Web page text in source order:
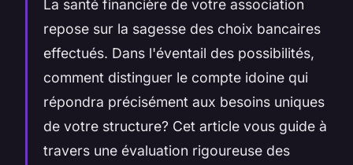
La santé financière de votre association
repose sur la sagesse des choix bancaires
effectués. Dans l'éventail des possibilités,
comment distinguer le compte idoine qui
répondra précisément aux besoins uniques
de votre structure? Cet article vous guide à
travers une évaluation rigoureuse des